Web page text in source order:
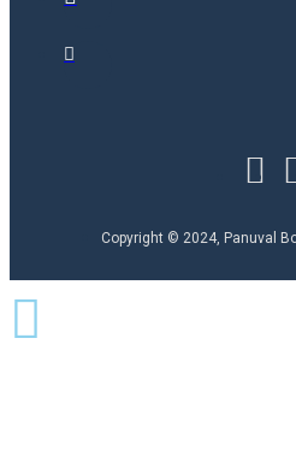
Copyright © 2024, Panuval